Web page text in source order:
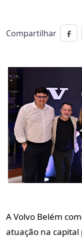
Compartilhar
A Volvo Belém
atuação na capital